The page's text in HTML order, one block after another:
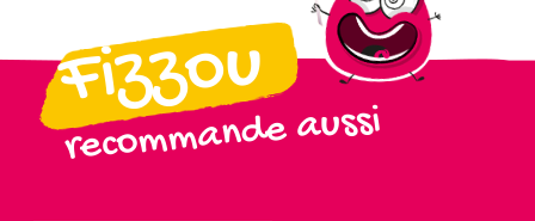
Fizzou
recommande aussi